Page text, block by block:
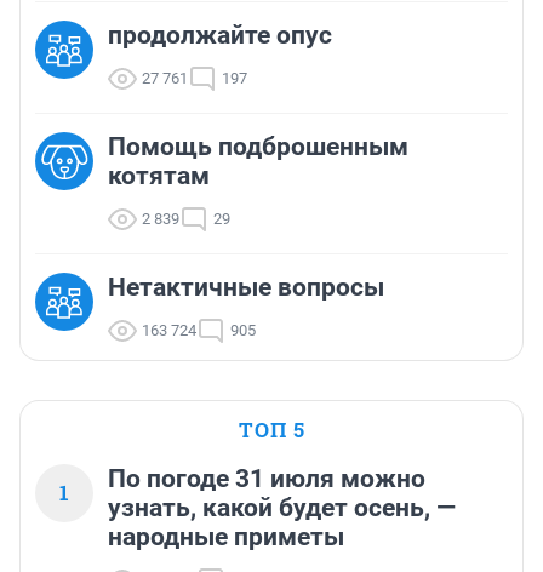
продолжайте опус
27 761 197
Помощь подброшенным
котятам
2 839 29
Нетактичные вопросы
163 724 905
ТОП 5
1
По погоде 31 июля можно
узнать, какой будет осень, —
народные приметы